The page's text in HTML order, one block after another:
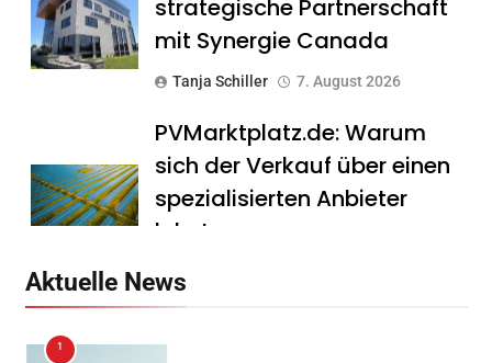
strategische Partnerschaft
mit Synergie Canada
Tanja Schiller 7. August 2026
PVMarktplatz.de: Warum
sich der Verkauf über einen
spezialisierten Anbieter
lohnt
Aktuelle News
1